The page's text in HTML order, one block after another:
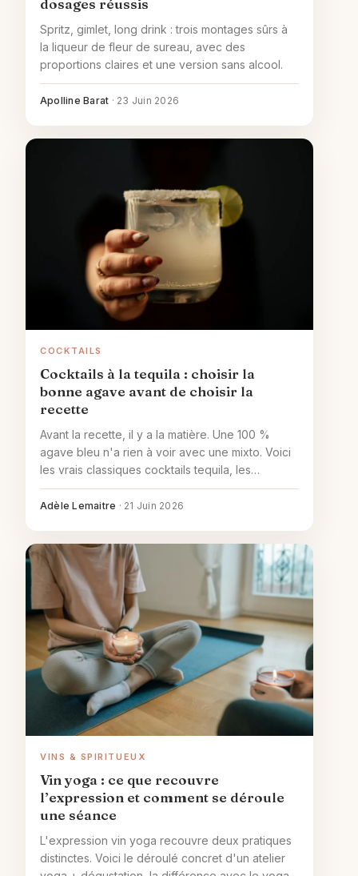
Spritz, gimlet, long drink : trois montages sûrs à
la liqueur de fleur de sureau, avec des
proportions claires et une version sans alcool.
Apolline Barat · 23 Juin 2026
COCKTAILS
Cocktails à la tequila : choisir la
bonne agave avant de choisir la
recette
Avant la recette, il y a la matière. Une 100 %
agave bleu n'a rien à voir avec une mixto. Voici
les vrais classiques cocktails tequila, les
proportions justes et les bons réflexes au
service.
Adèle Lemaitre · 21 Juin 2026
VINS & SPIRITUEUX
Vin yoga : ce que recouvre
l’expression et comment se déroule
une séance
L'expression vin yoga recouvre deux pratiques
distinctes. Voici le déroulé concret d'un atelier